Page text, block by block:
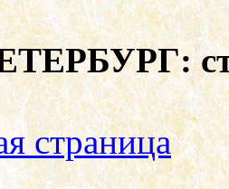
страница